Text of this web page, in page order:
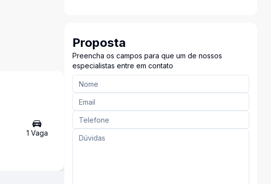
1 Vaga
Proposta
Preencha os campos para que um de nossos
especialistas entre em contato